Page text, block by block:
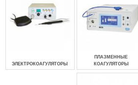
ЭЛЕКТРОКОАГУЛЯТОРЫ
ПЛАЗМЕННЫЕ
КОАГУЛЯТОРЫ